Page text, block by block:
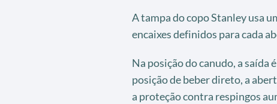
A tampa do copo Stanley usa
encaixes definidos para cada
Na posição do canudo, a saída
posição de beber direto, a
a proteção contra respingos